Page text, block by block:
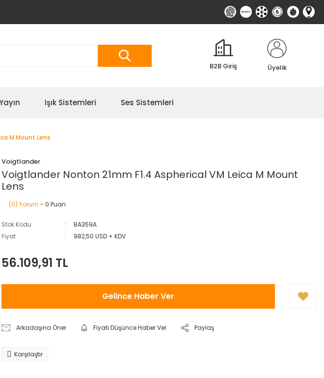
B2B Giriş Üyelik
Işık Sistemleri Ses Sistemleri
M Mount Lens
Voigtlander
Voigtlander Nonton 21mm F1.4 Aspherical VM Leica M Mount
Lens
(0) Yorum - 0 Puan
Stok Kodu
BA359A
Fiyat
982,50 USD + KDV
56.109,91 TL
Gelince Haber Ver
Arkadaşına Öner Fiyatı Düşünce Haber Ver Paylaş
Karşılaştır